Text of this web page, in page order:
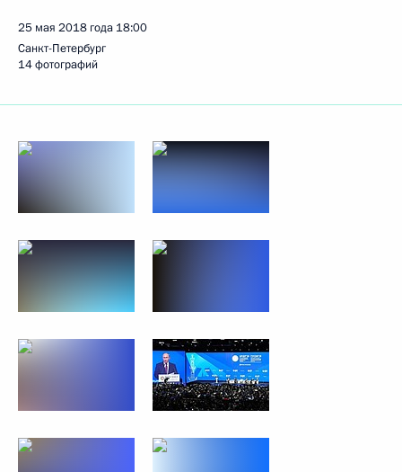
25 мая 2018 года 18:00
Санкт-Петербург
14 фотографий